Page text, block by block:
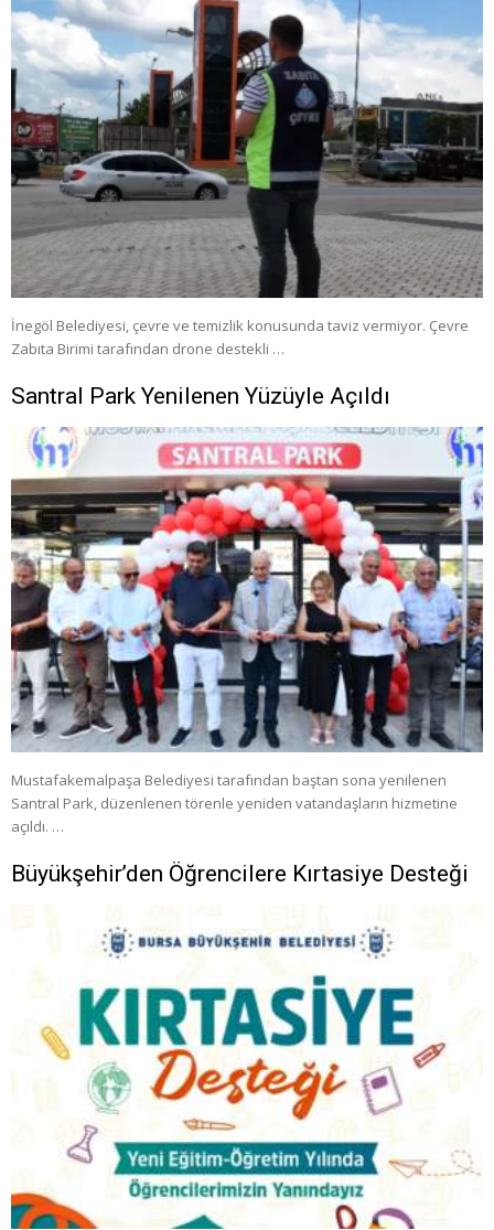
İnegöl Belediyesi, çevre ve temizlik konusunda taviz vermiyor. Çevre
Zabıta Birimi tarafından drone destekli …
Santral Park Yenilenen Yüzüyle Açıldı
Mustafakemalpaşa Belediyesi tarafından baştan sona yenilenen
Santral Park, düzenlenen törenle yeniden vatandaşların hizmetine
açıldı. …
Büyükşehir’den Öğrencilere Kırtasiye Desteği